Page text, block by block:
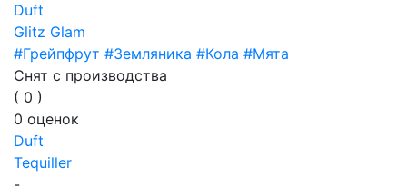
Duft
Glitz Glam
#Грейпфрут #Земляника #Кола #Мята
Снят с производства
( 0 )
0 оценок
Duft
Tequiller
-